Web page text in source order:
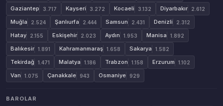
Gaziantep 3.717 Kayseri 3.272 Kocaeli 3.132 Diyarbakır 2.612
Muğla 2.524 Şanlıurfa 2.444 Samsun 2.431 Denizli 2.312
Hatay 2.155 Eskişehir 2.023 Aydın 1.953 Manisa 1.892
Balıkesir 1.891 Kahramanmaraş 1.658 Sakarya 1.582
Tekirdağ 1.471 Malatya 1.186 Trabzon 1.158 Erzurum 1.102
Van 1.075 Çanakkale 943 Osmaniye 929
BAROLAR